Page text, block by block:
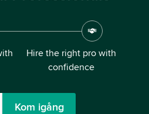
Hire the right pro with
confidence
Kom igång